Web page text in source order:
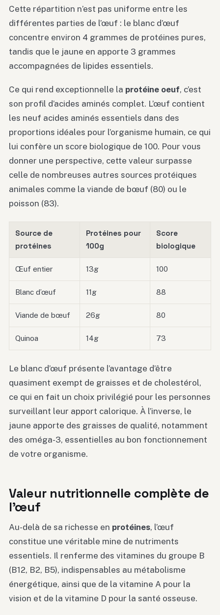
Cette répartition n’est pas uniforme entre les
différentes parties de l’œuf : le blanc d’œuf
concentre environ 4 grammes de protéines pures,
tandis que le jaune en apporte 3 grammes
accompagnées de lipides essentiels.
Ce qui rend exceptionnelle la protéine oeuf, c’est
son profil d’acides aminés complet. L’œuf contient
les neuf acides aminés essentiels dans des
proportions idéales pour l’organisme humain, ce qui
lui confère un score biologique de 100. Pour vous
donner une perspective, cette valeur surpasse
celle de nombreuses autres sources protéiques
animales comme la viande de bœuf (80) ou le
poisson (83).
Source de
protéines
Protéines pour
100g
Score
biologique
Œuf entier 13g 100
Blanc d’œuf 11g 88
Viande de bœuf 26g 80
Quinoa 14g 73
Le blanc d’œuf présente l’avantage d’être
quasiment exempt de graisses et de cholestérol,
ce qui en fait un choix privilégié pour les personnes
surveillant leur apport calorique. À l’inverse, le
jaune apporte des graisses de qualité, notamment
des oméga-3, essentielles au bon fonctionnement
de votre organisme.
Valeur nutritionnelle complète de
l’œuf
Au-delà de sa richesse en protéines, l’œuf
constitue une véritable mine de nutriments
essentiels. Il renferme des vitamines du groupe B
(B12, B2, B5), indispensables au métabolisme
énergétique, ainsi que de la vitamine A pour la
vision et de la vitamine D pour la santé osseuse.